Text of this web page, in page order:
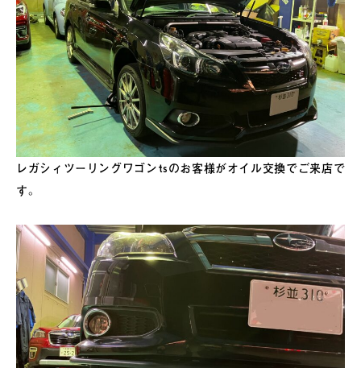
レガシィツーリングワゴンtsのお客様がオイル交換でご来店で
す。